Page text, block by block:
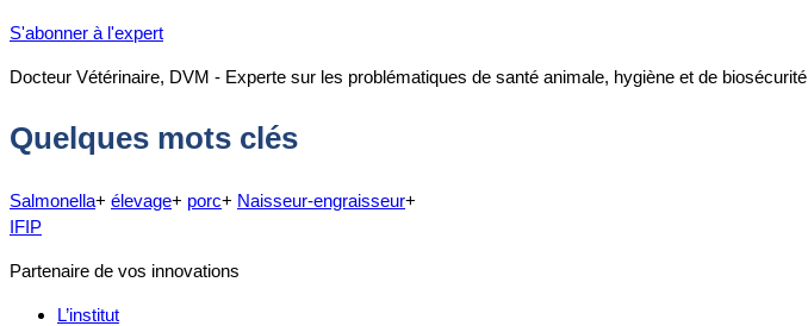
S'abonner à l'expert
Docteur Vétérinaire, DVM - Experte sur les problématiques de santé animale, hygiène et de biosécurité
Quelques mots clés
Salmonella+ élevage+ porc+ Naisseur-engraisseur+
IFIP
Partenaire de vos innovations
L’institut